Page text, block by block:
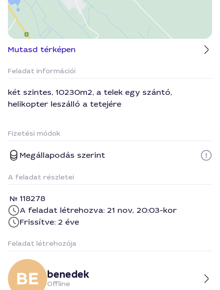
Mutasd térképen
Feladat információi
két szintes, 10230m2, a telek egy szántó,
helikopter leszálló a tetejére
Fizetési módok
Megállapodás szerint
A feladat részletei
118278
A feladat létrehozva: 21 nov. 20:03-kor
Frissítve: 2 éve
Feladat létrehozója
benedek
Offline